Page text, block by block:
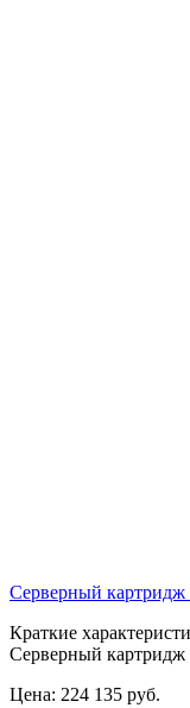
Серверный картридж
Краткие
Серверный картридж
Цена: 224 135 руб.